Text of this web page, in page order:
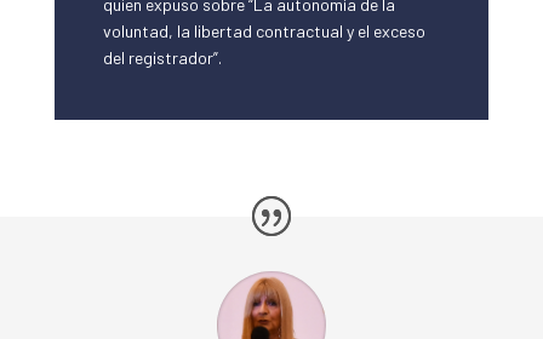
voluntad, la libertad contractual y el exceso
del registrador”.